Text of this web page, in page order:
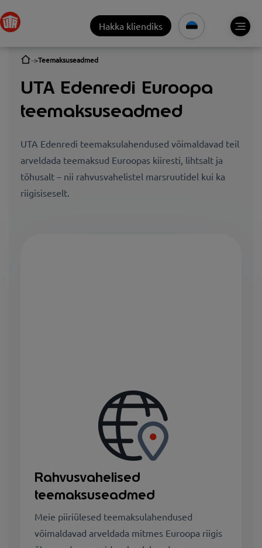
Hakka kliendiks
Teemaksuseadmed
UTA Edenredi Euroopa
teemaksuseadmed
UTA Edenredi teemaksulahendused võimaldavad teil
arveldada teemaksud Euroopas kiiresti, lihtsalt ja
tõhusalt – nii rahvusvahelistel marsruutidel kui ka
riigisiseselt.
Rahvusvahelised
teemaksuseadmed
Meie piiriülesed teemaksulahendused
võimaldavad arveldada mitmes Euroopa riigis